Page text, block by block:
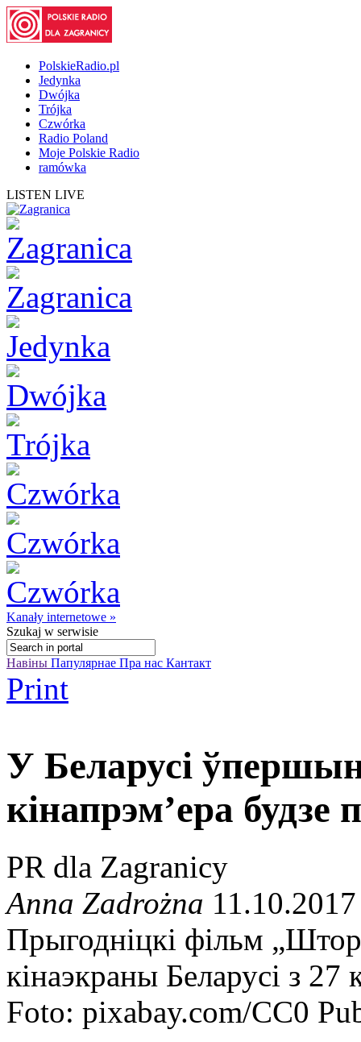
PolskieRadio.pl
Jedynka
Dwójka
Trójka
Czwórka
Radio Poland
Moje Polskie Radio
ramówka
LISTEN LIVE
Kanały internetowe »
Szukaj w serwisie
Навіны Папулярнае Пра нас Кантакт
Print
У Беларусі
кінапрэм’ера будзе
PR dla Zagranicy
Anna Zadrożna
Прыгодніцкі фільм
кінаэкраны Беларусі з 27
Foto: pixabay.com/CC0